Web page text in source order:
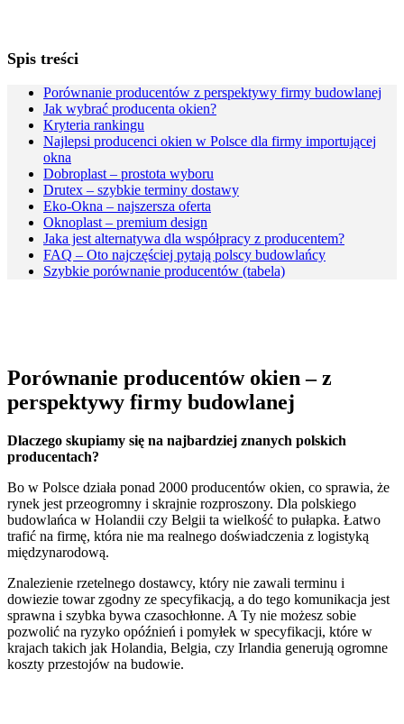
Spis treści
Porównanie producentów z perspektywy firmy budowlanej
Jak wybrać producenta okien?
Kryteria rankingu
Najlepsi producenci okien w Polsce dla firmy importującej
okna
Dobroplast – prostota wyboru
Drutex – szybkie terminy dostawy
Eko-Okna – najszersza oferta
Oknoplast – premium design
Jaka jest alternatywa dla współpracy z producentem?
FAQ – Oto najczęściej pytają polscy budowlańcy
Szybkie porównanie producentów (tabela)
Porównanie producentów okien – z
perspektywy firmy budowlanej
Dlaczego skupiamy się na najbardziej znanych polskich
producentach?
Bo w Polsce działa ponad 2000 producentów okien, co sprawia, że
rynek jest przeogromny i skrajnie rozproszony. Dla polskiego
budowlańca w Holandii czy Belgii ta wielkość to pułapka. Łatwo
trafić na firmę, która nie ma realnego doświadczenia z logistyką
międzynarodową.
Znalezienie rzetelnego dostawcy, który nie zawali terminu i
dowiezie towar zgodny ze specyfikacją, a do tego komunikacja jest
sprawna i szybka bywa czasochłonne. A Ty nie możesz sobie
pozwolić na ryzyko opóźnień i pomyłek w specyfikacji, które w
krajach takich jak Holandia, Belgia, czy Irlandia generują ogromne
koszty przestojów na budowie.